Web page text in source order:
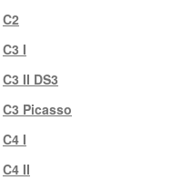
C2
C3 I
C3 II DS3
C3 Picasso
C4 I
C4 II